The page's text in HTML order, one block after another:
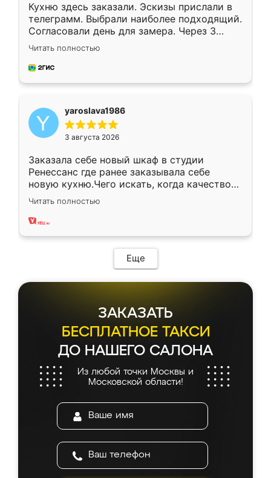
Кухню здесь заказали. Эскизы прислали в
телеграмм. Выбрали наиболее подходящий.
Согласовали день для замера. Через 3
недели кухня была уже готова. Остались
довольны работой. Спасибо Ренессанс
мебель за качественную работу!
Читать полностью
yaroslava1986
3 августа 2026
Заказала себе новый шкаф в студии
Ренессанс где ранее заказывала себе
новую кухню.Чего искать, когда качеством
вполне довольна. Служит кухня уже почти
два года, нареканий нет.
Читать полностью
Еще
ЗАКАЗАТЬ
БЕСПЛАТНОЕ ТАКСИ
ДО НАШЕГО САЛОНА
Из любой точки Москвы и
Московской области!